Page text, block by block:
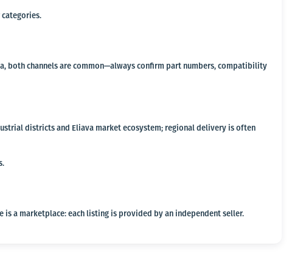
categories.
both channels are common—always confirm part numbers, compatibility
districts and Eliava market ecosystem; regional delivery is often
a marketplace: each listing is provided by an independent seller.